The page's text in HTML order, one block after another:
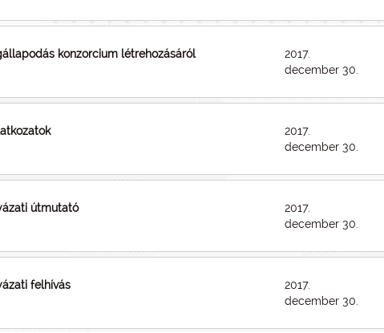
konzorcium létrehozásáról
2017.
december 30.
2017.
december 30.
útmutató
2017.
december 30.
felhívás
2017.
december 30.